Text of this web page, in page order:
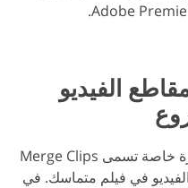
الفيديو
لديه ميزة خاصة تسمى Merge Clips
في فيلم متماسك. في